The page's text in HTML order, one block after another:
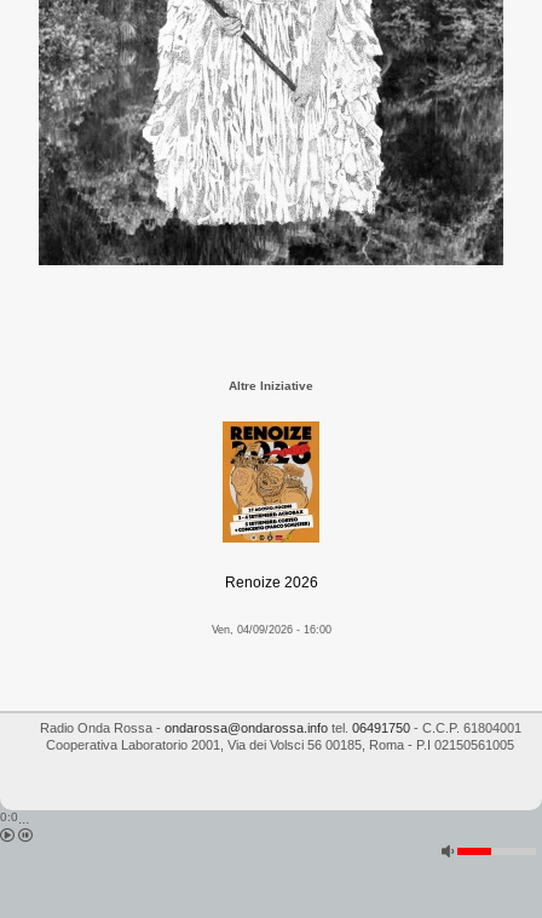
Altre Iniziative
Renoize 2026
Ven, 04/09/2026 - 16:00
Radio Onda Rossa- ondarossa@ondarossa.infotel. 06491750- C.C.P. 61804001
Cooperativa Laboratorio 2001
Via dei Volsci 56 00185 Roma - P.I 02150561005
0:0...